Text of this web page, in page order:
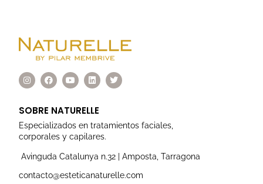
I
n
a
g
r
a
m
F
a
b
o
o
k
Y
o
u
b
e
L
i
e
d
i
n
T
w
r
SOBRE NATURELLE
Especializados en tratamientos faciales,
corporales y capilares.
Avinguda Catalunya n.32 | Amposta, Tarragona
contacto@esteticanaturelle.com